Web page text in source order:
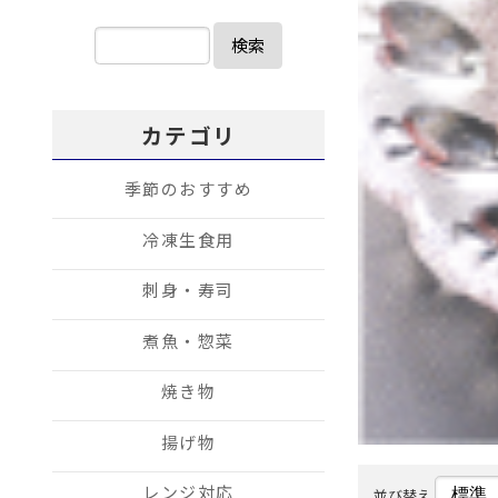
検索
カテゴリ
季節のおすすめ
冷凍生食用
刺身・寿司
煮魚・惣菜
焼き物
揚げ物
レンジ対応